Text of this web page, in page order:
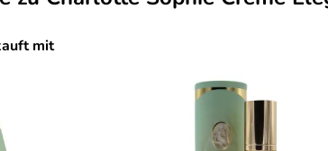
mit